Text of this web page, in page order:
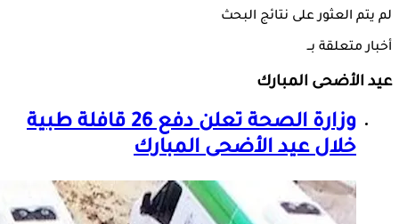
لم يتم العثور على نتائج البحث
أخبار متعلقة بــ
عيد الأضحى المبارك
وزارة الصحة تعلن دفع 26 قافلة طبية
خلالعيد الأضحى المبارك